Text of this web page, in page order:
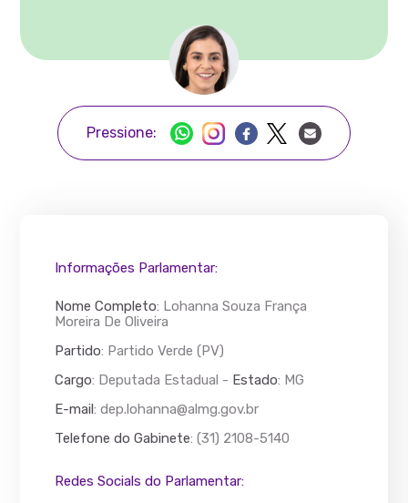
Pressione:
Informações Parlamentar:
Nome Completo: Lohanna Souza França
Moreira De Oliveira
Partido: Partido Verde (PV)
Cargo: Deputada Estadual - Estado: MG
E-mail:dep.lohanna@almg.gov.br
Telefone do Gabinete: (31) 2108-5140
Redes Socials do Parlamentar: